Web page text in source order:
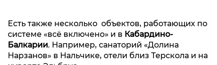
Есть также несколько объектов, работающих по
системе «всё включено» и в Кабардино-
Балкарии. Например, санаторий «Долина
Нарзанов» в Нальчике, отели близ Терскола и на